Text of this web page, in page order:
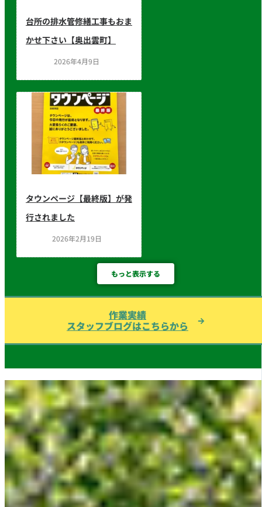
台所の排水管修繕工事もおま
かせ下さい【奥出雲町】
2026年4月9日
タウンページ【最終版】が発
行されました
2026年2月19日
もっと表示する
作業実績
スタッフブログはこちらから